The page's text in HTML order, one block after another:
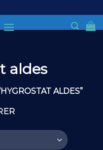
aldes
ALDES”